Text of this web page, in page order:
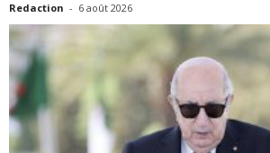
Redaction - 6 août 2026